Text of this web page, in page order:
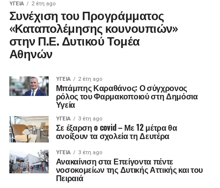
ΥΓΕΊΑ 2 έτη ago
Συνέχιση του Προγράμματος
«Καταπολέμησης κουνουπιών»
στην Π.Ε. Δυτικού Τομέα
Αθηνών
ΥΓΕΊΑ 2 έτη ago
Μπάμπης Καραθάνος: Ο σύγχρονος
ρόλος του Φαρμακοποιού στη Δημόσια
Υγεία
ΥΓΕΊΑ 3 έτη ago
Σε έξαρση o covid – Με 12 μέτρα θα
ανοίξουν τα σχολεία τη Δευτέρα
ΥΓΕΊΑ 3 έτη ago
Ανακαίνιση στα Επείγοντα πέντε
νοσοκομείων της Δυτικής Αττικής και του
Πειραιά